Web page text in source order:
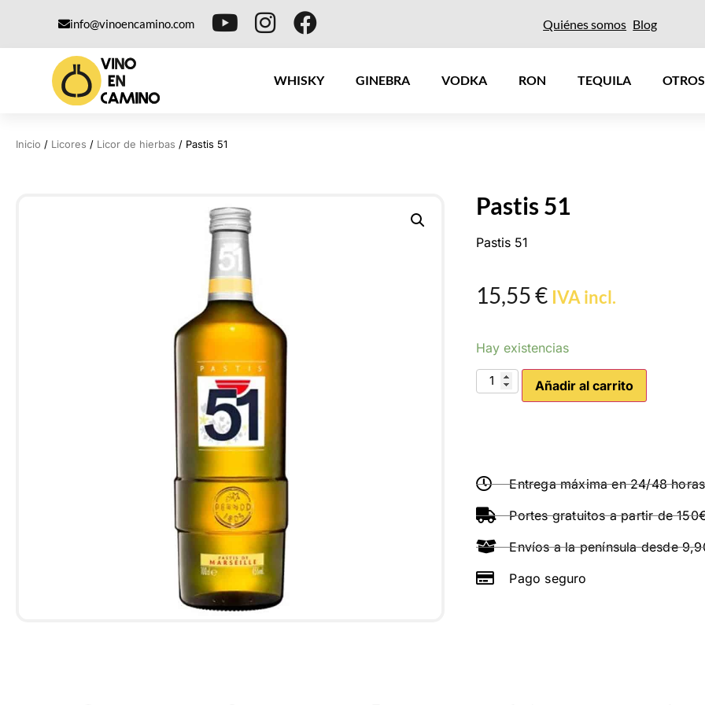
info@vinoencamino.com Quiénes somos Blog
WHISKY GINEBRA VODKA RON TEQUILA
Inicio / Licores / Licor de hierbas / Pastis 51
Pastis 51
Pastis 51
15,55€ IVA incl.
Hay existencias
Añadir al carrito
Entrega máxima en 24/48 horas
Portes gratuitos a partir de
Envíos a la península desde
Pago seguro